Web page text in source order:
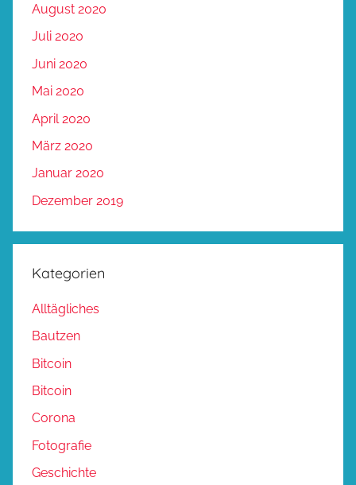
August 2020
Juli 2020
Juni 2020
Mai 2020
April 2020
März 2020
Januar 2020
Dezember 2019
Kategorien
Alltägliches
Bautzen
Bitcoin
Bitcoin
Corona
Fotografie
Geschichte